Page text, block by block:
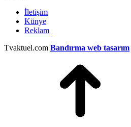
İletişim
Künye
Reklam
Tvaktuel.com Bandırma web tasarım